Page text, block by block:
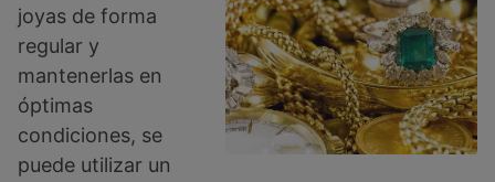
joyas de forma
regular y
mantenerlas en
óptimas
condiciones, se
puede utilizar un